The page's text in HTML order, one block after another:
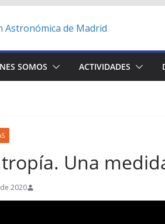
SOMOS ACTIVIDADES
Una
2020